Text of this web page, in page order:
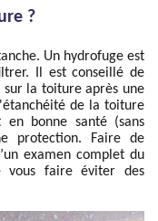
?
Un hydrofuge est
Il est conseillé de
sur la toiture après une
de la toiture
bonne santé (sans
protection. Faire de
examen complet du
vous faire éviter des